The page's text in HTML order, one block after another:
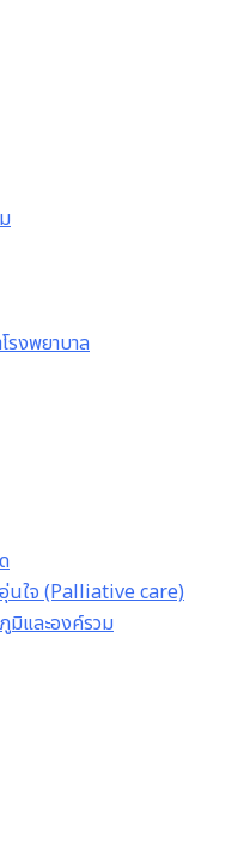
งพยาบาล
นใจ (Palliative care)
มิและองค์รวม